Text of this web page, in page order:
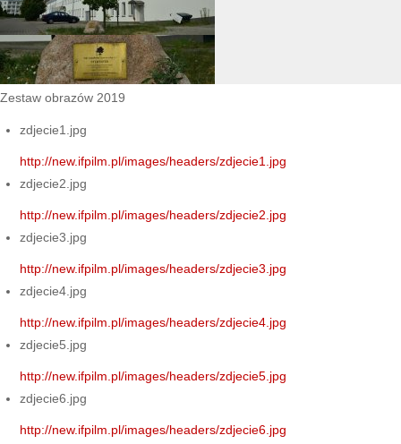
Zestaw obrazów 2019
zdjecie1.jpg
http://new.ifpilm.pl/images/headers/zdjecie1.jpg
zdjecie2.jpg
http://new.ifpilm.pl/images/headers/zdjecie2.jpg
zdjecie3.jpg
http://new.ifpilm.pl/images/headers/zdjecie3.jpg
zdjecie4.jpg
http://new.ifpilm.pl/images/headers/zdjecie4.jpg
zdjecie5.jpg
http://new.ifpilm.pl/images/headers/zdjecie5.jpg
zdjecie6.jpg
http://new.ifpilm.pl/images/headers/zdjecie6.jpg